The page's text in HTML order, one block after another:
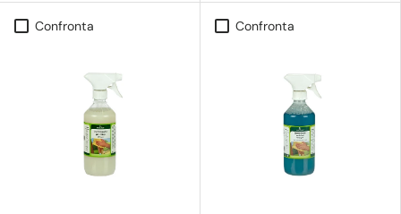
Confronta Confronta